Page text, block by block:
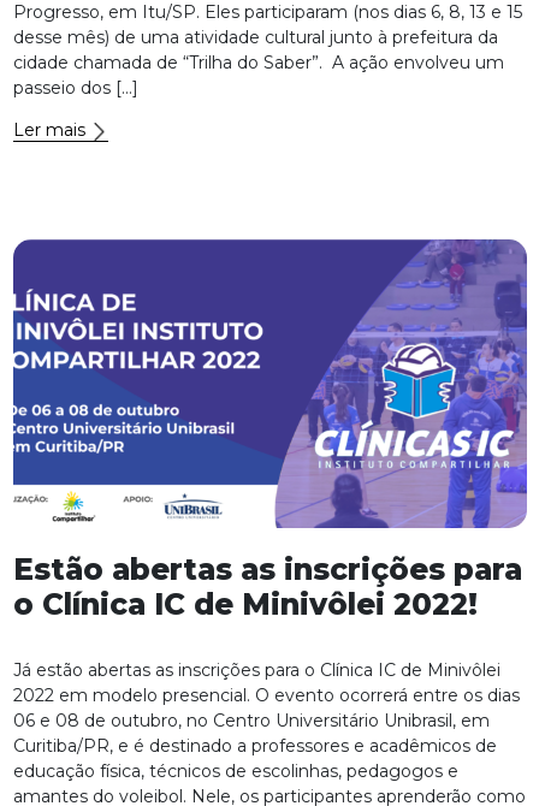
Progresso, em Itu/SP. Eles participaram (nos dias 6, 8, 13 e 15
desse mês) de uma atividade cultural junto à prefeitura da
cidade chamada de “Trilha do Saber”. A ação envolveu um
passeio dos […]
Ler mais
Estão abertas as inscrições para
o Clínica IC de Minivôlei 2022!
Já estão abertas as inscrições para o Clínica IC de Minivôlei
2022 em modelo presencial. O evento ocorrerá entre os dias
06 e 08 de outubro, no Centro Universitário Unibrasil, em
Curitiba/PR, e é destinado a professores e acadêmicos de
educação física, técnicos de escolinhas, pedagogos e
amantes do voleibol. Nele, os participantes aprenderão como